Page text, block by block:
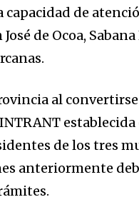
de
de Ocoa,
al
establecida
de los tres
anteriormente